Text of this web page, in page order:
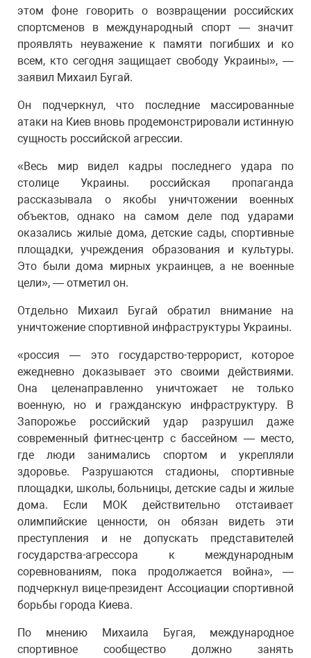
этом фоне говорить о возвращении российских
спортсменов в международный спорт — значит
проявлять неуважение к памяти погибших и ко
всем, кто сегодня защищает свободу Украины», —
заявил Михаил Бугай.
Он подчеркнул, что последние массированные
атаки на Киев вновь продемонстрировали истинную
сущность российской агрессии.
«Весь мир видел кадры последнего удара по
столице Украины. российская пропаганда
рассказывала о якобы уничтожении военных
объектов, однако на самом деле под ударами
оказались жилые дома, детские сады, спортивные
площадки, учреждения образования и культуры.
Это были дома мирных украинцев, а не военные
цели», — отметил он.
Отдельно Михаил Бугай обратил внимание на
уничтожение спортивной инфраструктуры Украины.
«россия — это государство-террорист, которое
ежедневно доказывает это своими действиями.
Она целенаправленно уничтожает не только
военную, но и гражданскую инфраструктуру. В
Запорожье российский удар разрушил даже
современный фитнес-центр с бассейном — место,
где люди занимались спортом и укрепляли
здоровье. Разрушаются стадионы, спортивные
площадки, школы, больницы, детские сады и жилые
дома. Если МОК действительно отстаивает
олимпийские ценности, он обязан видеть эти
преступления и не допускать представителей
государства-агрессора к международным
соревнованиям, пока продолжается война», —
подчеркнул вице-президент Ассоциации спортивной
борьбы города Киева.
По мнению Михаила Бугая, международное
спортивное сообщество должно занять